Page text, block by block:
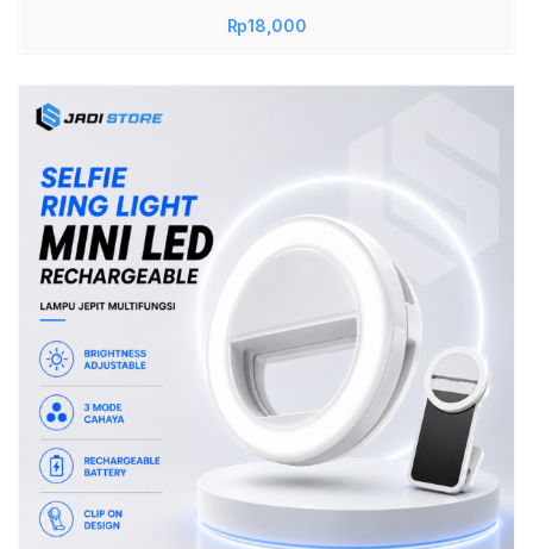
Praktis & Aman, Universal Battery Charger
Rp18,000